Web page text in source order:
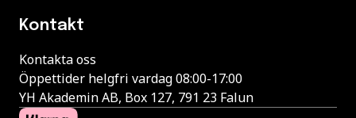
Kontakt
Kontakta oss
Öppettider helgfri vardag 08:00-17:00
YH Akademin AB, Box 127, 791 23 Falun